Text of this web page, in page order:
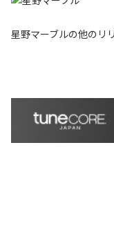
星野マーブルの他のリ